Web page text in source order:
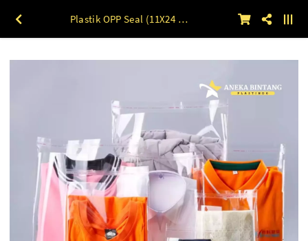
Plastik OPP Seal (11X24 s/d 15X24) 18 mic 100lbr 15 x 24